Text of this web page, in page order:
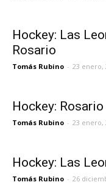
Hockey: Las
Rosario
Tomás Rubino - 23 enero,
Hockey:
Tomás Rubino - 23 enero,
Hockey: Las
Tomás Rubino - 26